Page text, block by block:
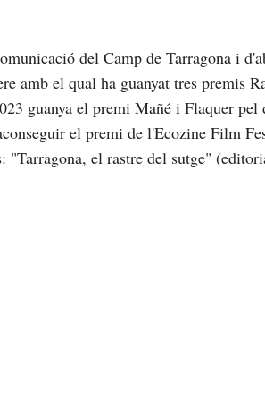
del Camp de Tarragona i
amb el qual ha guanyat tres premis
guanya el premi Mañé i Flaquer pel
el premi de l'Ecozine Film
el rastre del sutge"